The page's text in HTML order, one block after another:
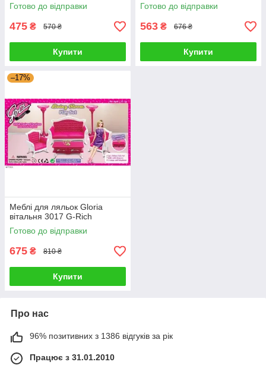
Готово до відправки
475 ₴ 570 ₴
Купити
Готово до відправки
563 ₴ 676 ₴
Купити
–17%
Меблі для ляльок Gloria
вітальня 3017 G-Rich
Готово до відправки
675 ₴ 810 ₴
Купити
Про нас
96% позитивних з 1386 відгуків за рік
Працює з 31.01.2010